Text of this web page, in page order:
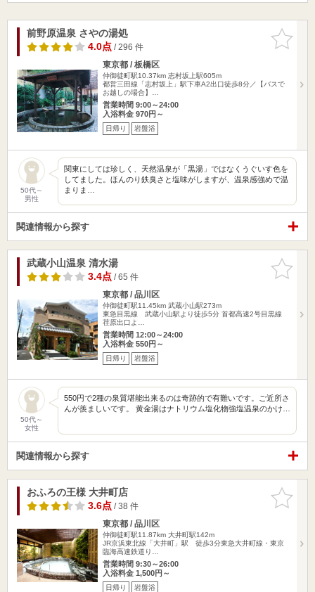
お気に入
りに追加
前野原温泉 さやの湯処
4.0点/ 296 件
東京都 / 板橋区
仲御徒町駅10.37km 志村坂上駅605m
都営三田線「志村坂上」駅下車A2出口徒歩8分／【バスで
お越しの場合】…
営業時間 9:00～24:00
入浴料金 970円～
日帰り 岩盤浴
50代～
男性
関東にしては珍しく、天然温泉が「黒湯」ではなくうぐいす色を
してました。ほんのり鉄臭さと塩味がしますが、温泉感強めで温
まりま…
関連情報から探す
お気に入
りに追加
武蔵小山温泉 清水湯
3.4点/ 65 件
東京都 / 品川区
仲御徒町駅11.45km 武蔵小山駅273m
東急目黒線 武蔵小山駅より徒歩5分 首都高速2号目黒線
荏原出口よ…
営業時間 12:00～24:00
入浴料金 550円～
日帰り 岩盤浴
50代～
女性
550円で2種の泉質堪能出来るのは奇跡的で有難いです。ご近所さ
んが羨ましいです。 黄金湯はナトリウム塩化物強塩温泉のかけ…
関連情報から探す
お気に入
りに追加
おふろの王様 大井町店
3.6点/ 38 件
東京都 / 品川区
仲御徒町駅11.87km 大井町駅142m
JR京浜東北線「大井町」駅 徒歩3分東急大井町線・東京
臨海高速鉄道り…
営業時間 9:30～26:00
入浴料金 1,500円～
日帰り 岩盤浴